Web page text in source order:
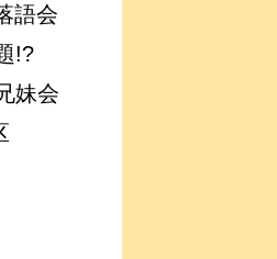
語会
!?
妹会